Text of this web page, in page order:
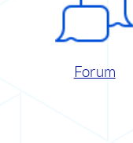
Forum